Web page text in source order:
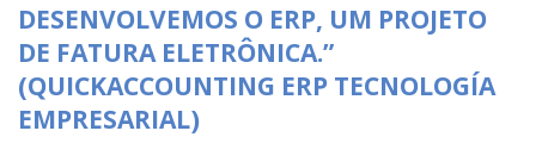
DESENVOLVEMOS O ERP, UM PROJETO
DE FATURA ELETRÔNICA.”
(QUICKACCOUNTING ERP TECNOLOGÍA
EMPRESARIAL)